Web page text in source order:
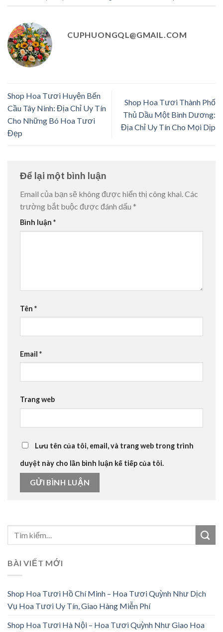
CUPHUONGQL@GMAIL.COM
Shop Hoa Tươi Huyện Bến
Cầu Tây Ninh: Địa Chỉ Uy Tín
Cho Những Bó Hoa Tươi
Đẹp
Shop Hoa Tươi Thành Phố
Thủ Dầu Một Bình Dương:
Địa Chỉ Uy Tín Cho Mọi Dịp
Để lại một bình luận
Email của bạn sẽ không được hiển thị công khai.Các
trường bắt buộc được đánh dấu *
Bình luận *
Tên *
Email *
Trang web
Lưu tên của tôi, email, và trang web trong trình
duyệt này cho lần bình luận kế tiếp của tôi.
BÀI VIẾT MỚI
Shop Hoa Tươi Hồ Chí Minh – Hoa Tươi Quỳnh Như Dịch
Vụ Hoa Tươi Uy Tín, Giao Hàng Miễn Phí
Shop Hoa Tươi Hà Nội – Hoa Tươi Quỳnh Như Giao Hoa